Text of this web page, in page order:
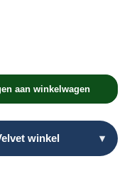
aan winkelwagen
winkel ▾